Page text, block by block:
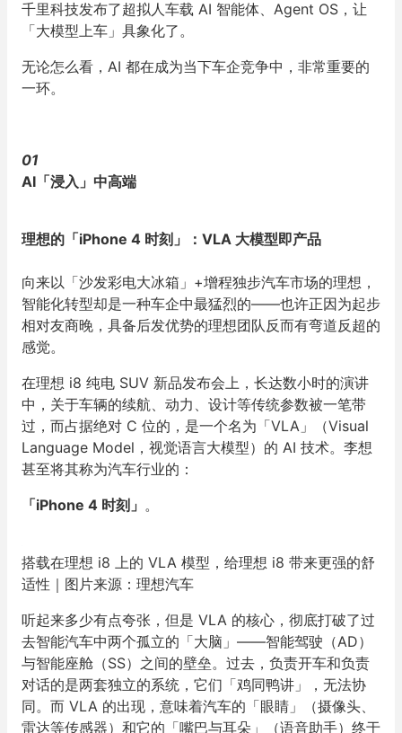
千里科技发布了超拟人车载 AI 智能体、Agent OS，让
「大模型上车」具象化了。
无论怎么看，AI 都在成为当下车企竞争中，非常重要的
一环。
01
AI「浸入」中高端
理想的「iPhone 4 时刻」：VLA 大模型即产品
向来以「沙发彩电大冰箱」+增程独步汽车市场的理想，
智能化转型却是一种车企中最猛烈的——也许正因为起步
相对友商晚，具备后发优势的理想团队反而有弯道反超的
感觉。
在理想 i8 纯电 SUV 新品发布会上，长达数小时的演讲
中，关于车辆的续航、动力、设计等传统参数被一笔带
过，而占据绝对 C 位的，是一个名为「VLA」（Visual
Language Model，视觉语言大模型）的 AI 技术。李想
甚至将其称为汽车行业的：
「iPhone 4 时刻」 。
搭载在理想 i8 上的 VLA 模型，给理想 i8 带来更强的舒
适性｜图片来源：理想汽车
听起来多少有点夸张，但是 VLA 的核心，彻底打破了过
去智能汽车中两个孤立的「大脑」——智能驾驶（AD）
与智能座舱（SS）之间的壁垒。过去，负责开车和负责
对话的是两套独立的系统，它们「鸡同鸭讲」，无法协
同。而 VLA 的出现，意味着汽车的「眼睛」（摄像头、
雷达等传感器）和它的「嘴巴与耳朵」（语音助手）终于